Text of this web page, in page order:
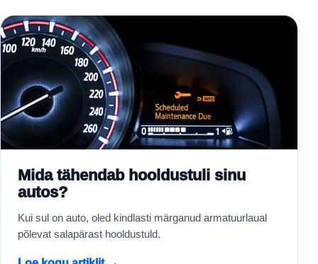
Mida tähendab hooldustuli sinu
autos?
Kui sul on auto, oled kindlasti märganud armatuurlaual
põlevat salapärast hooldustuld.